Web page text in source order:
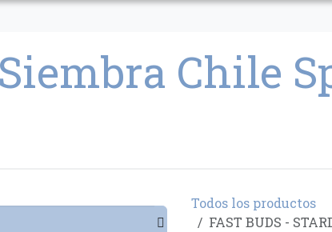
Todos los productos
FAST BUDS -